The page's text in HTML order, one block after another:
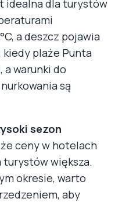
idealna dla turystów
a deszcz pojawia
kiedy plaże Punta
a warunki do
są
sezon
ceny w hotelach
turystów większa.
okresie, warto
aby